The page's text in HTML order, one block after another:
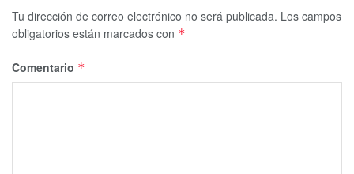
Tu dirección de correo electrónico no será publicada. Los campos
obligatorios están marcados con *
Comentario *